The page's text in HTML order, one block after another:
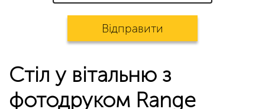
Відправити
Cтіл у вітальню з
фотодруком Range